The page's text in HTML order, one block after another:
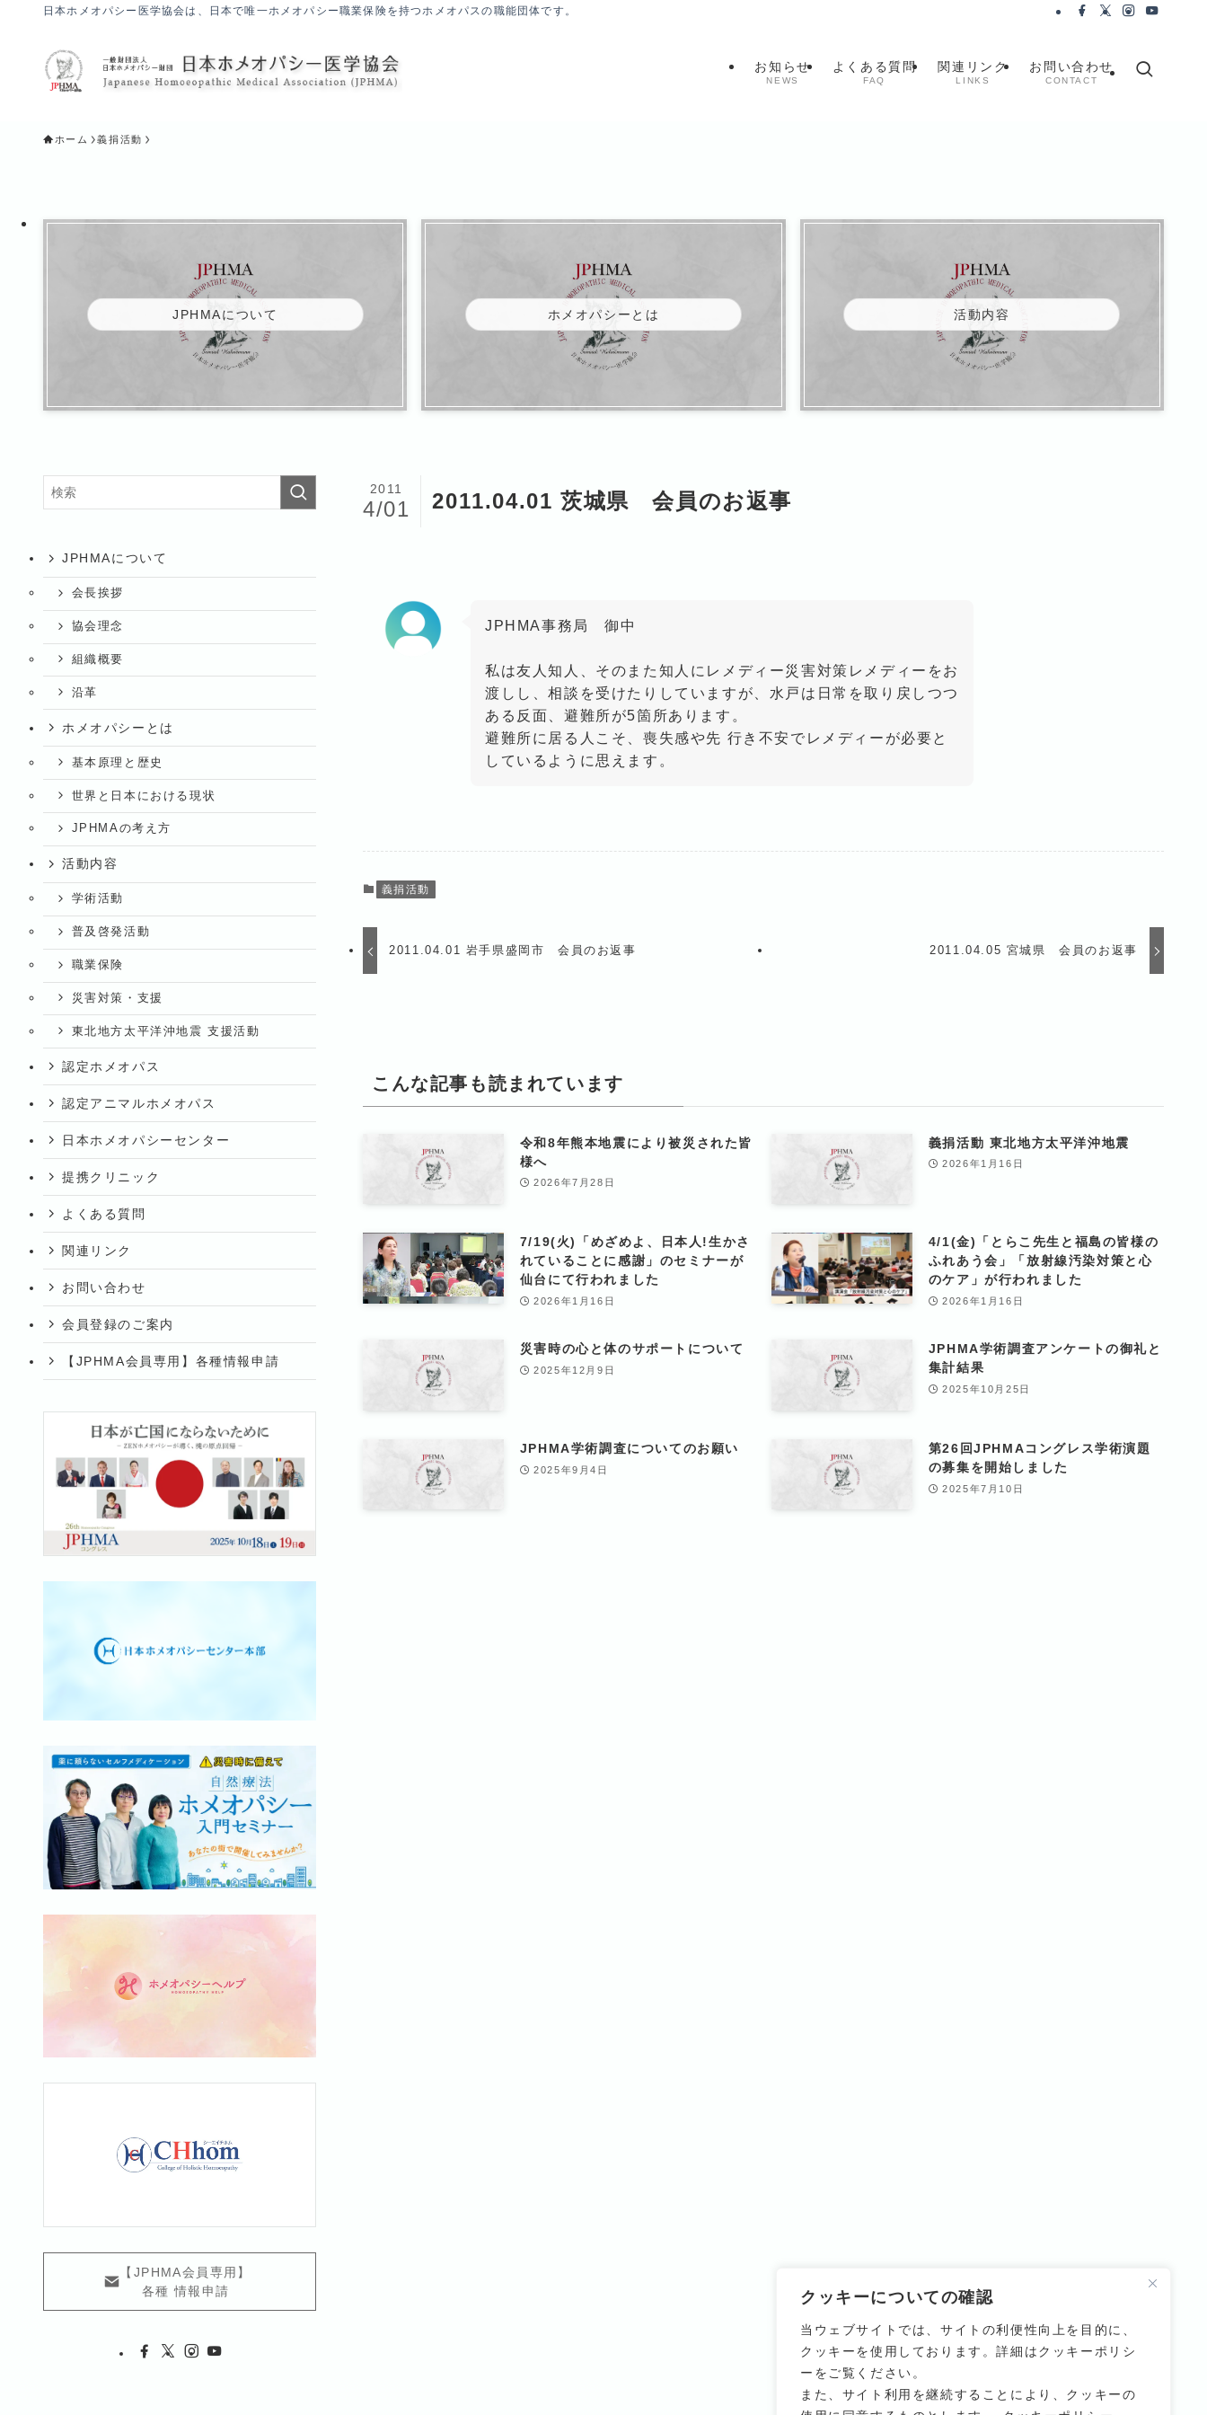
クッキーについての確認
当ウェブサイトでは、サイトの利便性向上を目的に、
クッキーを使用しております。詳細はクッキーポリシ
ーをご覧ください。
また、サイト利用を継続することにより、クッキーの
日本ホメオパシー医学協会は、日本で唯一ホメオパシー職業保険を持つホメオパスの職能団体です。
お知らせ
NEWS
よくある質問
FAQ
関連リンク
LINKS
お問い合わせ
CONTACT
ホーム 義捐活動
JPHMAについて ホメオパシーとは 活動内容
2011.04.01 茨城県 会員のお返事
2011
4/01
JPHMA事務局 御中
私は友人知人、そのまた知人にレメディー災害対策レメディーをお
渡しし、相談を受けたりしていますが、水戸は日常を取り戻しつつ
ある反面、避難所が5箇所あります。
避難所に居る人こそ、喪失感や先 行き不安でレメディーが必要と
しているように思えます。
義捐活動
2011.04.01 岩手県盛岡市 会員のお返事 2011.04.05 宮城県 会員のお返事
こんな記事も読まれています
令和8年熊本地震により被災された皆
様へ
2026年7月28日
義捐活動 東北地方太平洋沖地震
2026年1月16日
7/19(火)「めざめよ、日本人!生かさ
れていることに感謝」のセミナーが
仙台にて行われました
2026年1月16日
4/1(金)「とらこ先生と福島の皆様の
ふれあう会」「放射線汚染対策と心
のケア」が行われました
2026年1月16日
災害時の心と体のサポートについて
2025年12月9日
JPHMA学術調査アンケートの御礼と
集計結果
2025年10月25日
JPHMA学術調査についてのお願い
2025年9月4日
第26回JPHMAコングレス学術演題
の募集を開始しました
2025年7月10日
JPHMAについて
会長挨拶
協会理念
組織概要
沿革
ホメオパシーとは
基本原理と歴史
世界と日本における現状
JPHMAの考え方
活動内容
学術活動
普及啓発活動
職業保険
災害対策・支援
東北地方太平洋沖地震 支援活動
認定ホメオパス
認定アニマルホメオパス
日本ホメオパシーセンター
提携クリニック
よくある質問
関連リンク
お問い合わせ
会員登録のご案内
【JPHMA会員専用】各種情報申請
【JPHMA会員専用】
各種 情報申請